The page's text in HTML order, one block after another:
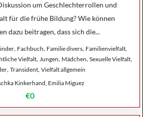
um Geschlechterrollen und
für die frühe Bildung? Wie können
dazu beitragen, dass sich die...
, Fachbuch, Familie divers, Familienvielfalt,
Vielfalt, Jungen, Mädchen, Sexuelle Vielfalt,
, Transident, Vielfalt allgemein
Kinkerhand, Emilia Miguez
€0